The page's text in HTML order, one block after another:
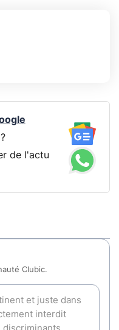
de l'actu
Clubic.